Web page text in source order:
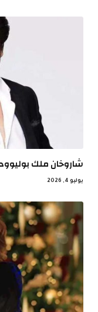
شاروخان ملك
يوليو 4, 2026